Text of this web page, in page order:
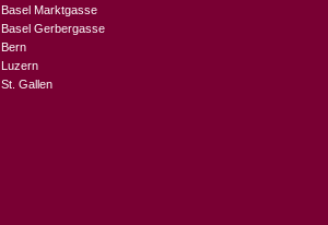
Basel Marktgasse
Basel Gerbergasse
Bern
Luzern
St. Gallen